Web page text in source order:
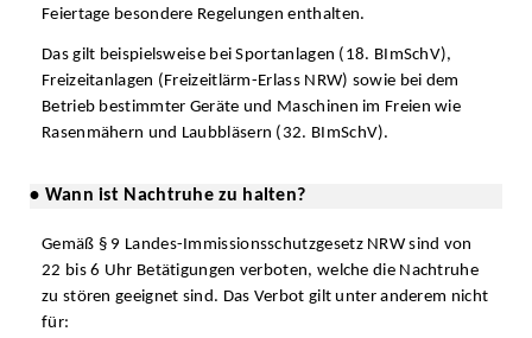
Feiertage besondere Regelungen enthalten.
Das gilt beispielsweise bei Sportanlagen (18. BImSchV),
Freizeitanlagen (Freizeitlärm-Erlass NRW) sowie bei dem
Betrieb bestimmter Geräte und Maschinen im Freien wie
Rasenmähern und Laubbläsern (32. BImSchV).
• Wann ist Nachtruhe zu halten?
Gemäß § 9 Landes-Immissionsschutzgesetz NRW sind von
22 bis 6 Uhr Betätigungen verboten, welche die Nachtruhe
zu stören geeignet sind. Das Verbot gilt unter anderem nicht
für: